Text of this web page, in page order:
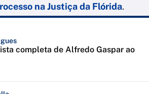
na Justiça da Flórida.
completa de Alfredo Gaspar ao